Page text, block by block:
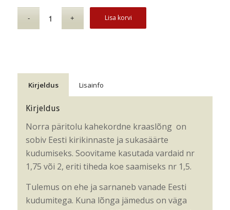
Lisa korvi
Kirjeldus Lisainfo
Kirjeldus
Norra päritolu kahekordne kraaslõng on
sobiv Eesti kirikinnaste ja sukasäärte
kudumiseks. Soovitame kasutada vardaid nr
1,75 või 2, eriti tiheda koe saamiseks nr 1,5.
Tulemus on ehe ja sarnaneb vanade Eesti
kudumitega. Kuna lõnga jämedus on väga